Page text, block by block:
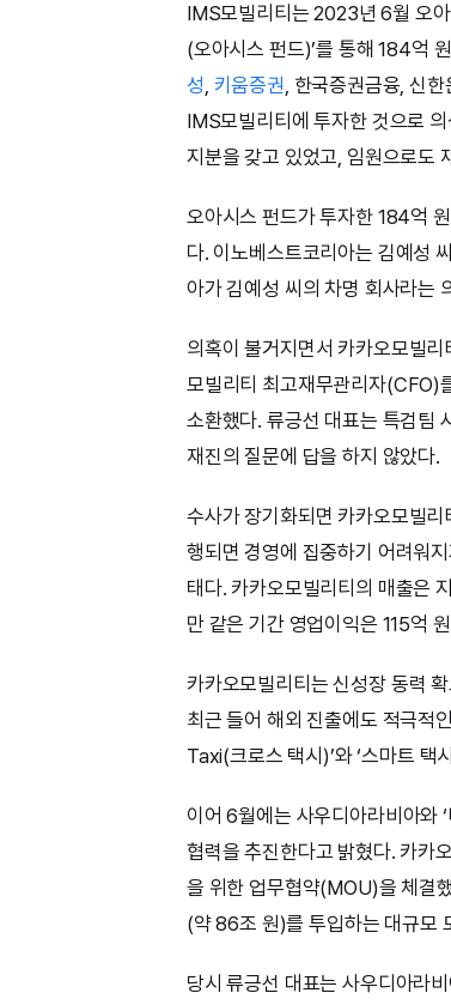
IMS모빌리티는 2023년 6월 오
(오아시스 펀드)’를 통해 184억
성 키움증권 , 한국증권금융, 신
IMS모빌리티에 투자한 것으로
지분을 갖고 있었고, 임원으로도
오아시스 펀드가 투자한 184억
다. 이노베스트코리아는 김예성
아가 김예성 씨의 차명 회사라는
의혹이 불거지면서 카카오모빌
모빌리티 최고재무관리자(CFO)
소환했다. 류긍선 대표는 특검팀
재진의 질문에 답을 하지 않았다.
수사가 장기화되면 카카오모빌
행되면 경영에 집중하기 어려워
태다. 카카오모빌리티의 매출은
만 같은 기간 영업이익은 115억
카카오모빌리티는 신성장 동력
최근 들어 해외 진출에도 적극적
Taxi(크로스 택시)’와 ‘스마트
이어 6월에는 사우디아라비아와
협력을 추진한다고 밝혔다. 카카
을 위한 업무협약(MOU)을 체결
(약 86조 원)를 투입하는 대규모
당시 류긍선 대표는 사우디아라